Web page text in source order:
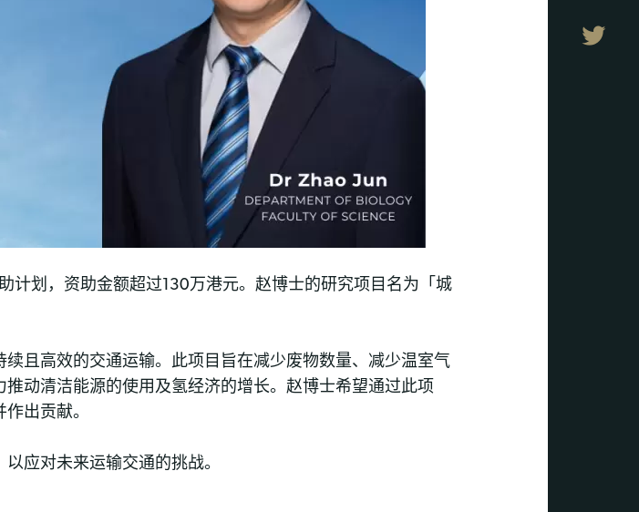
计划，资助金额超过130万港元。赵博士的研究项目名为「城
且高效的交通运输。此项目旨在减少废物数量、减少温室气
动清洁能源的使用及氢经济的增长。赵博士希望通过此项
出贡献。
应对未来运输交通的挑战。